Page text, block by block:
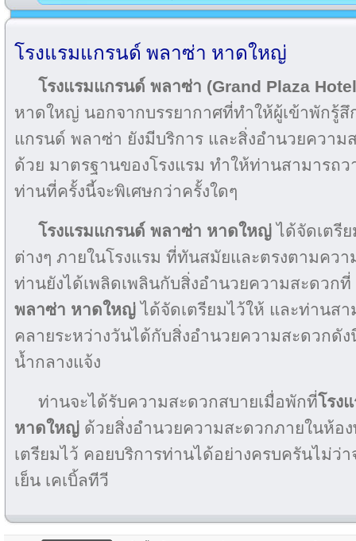
โรงแรมแกรนด์ พลาซ่า หาดใหญ่
โรงแรมแกรนด์ พลาซ่า (Grand Plaza
หาดใหญ่ นอกจากบรรยากาศที่ทำให้ผู้เข้าพักรู้
แกรนด์ พลาซ่า ยังมีบริการ และสิ่งอำนวยควา
ด้วย มาตรฐานของโรงแรม ทำให้ท่านสามารถ
ท่านที่ครั้งนี้จะพิเศษกว่าครั้งใดๆ
โรงแรมแกรนด์ พลาซ่า หาดใหญ่ ได้จัดเตรี
ต่างๆ ภายในโรงแรม ที่ทันสมัยและตรงตามคว
ท่านยังได้เพลิดเพลินกับสิ่งอำนวยความสะดวกที่
พลาซ่า หาดใหญ่ ได้จัดเตรียมไว้ให้ และท่านส
คลายระหว่างวันได้กับสิ่งอำนวยความสะดวกดั
น้ำกลางแจ้ง
ท่านจะได้รับความสะดวกสบายเมื่อพักที่โรง
หาดใหญ่ ด้วยสิ่งอำนวยความสะดวกภายในห้อ
เตรียมไว้ คอยบริการท่านได้อย่างครบครันไม่ว่า
เย็น เคเบิ้ลทีวี